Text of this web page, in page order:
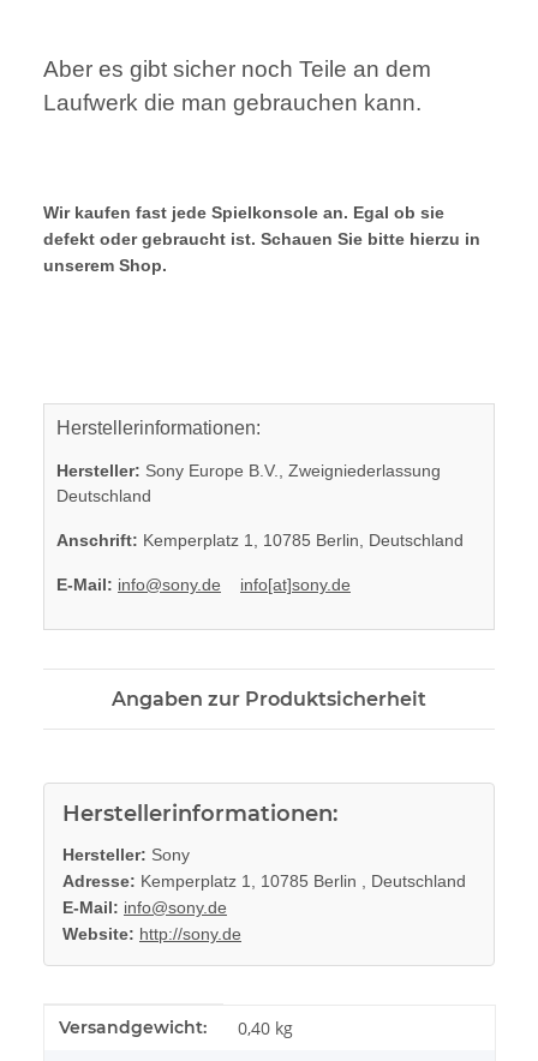
Aber es gibt sicher noch Teile an dem
Laufwerk die man gebrauchen kann.
Wir kaufen fast jede Spielkonsole an. Egal ob sie
defekt oder gebraucht ist. Schauen Sie bitte hierzu in
unserem Shop.
Herstellerinformationen:
Hersteller: Sony Europe B.V., Zweigniederlassung
Deutschland
Anschrift: Kemperplatz 1, 10785 Berlin, Deutschland
E-Mail: info@sony.de info[at]sony.de
Angaben zur Produktsicherheit
Herstellerinformationen:
Hersteller: Sony
Adresse: Kemperplatz 1, 10785 Berlin , Deutschland
E-Mail: info@sony.de
Website: http://sony.de
Produkteigenschaft
Wert
Versandgewicht: 0,40 kg